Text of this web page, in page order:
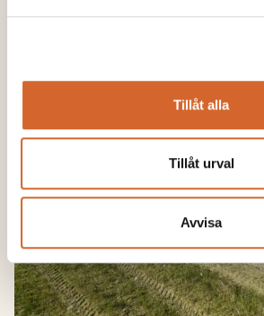
Tillåt alla
Tillåt urval
Avvisa